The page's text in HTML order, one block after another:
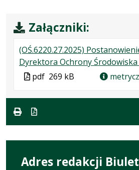
Załączniki:
(OŚ.6220.27.2025)
Dyrektora Ochrony
Plik
formacie
pdf 269 kB
Adres redakcji